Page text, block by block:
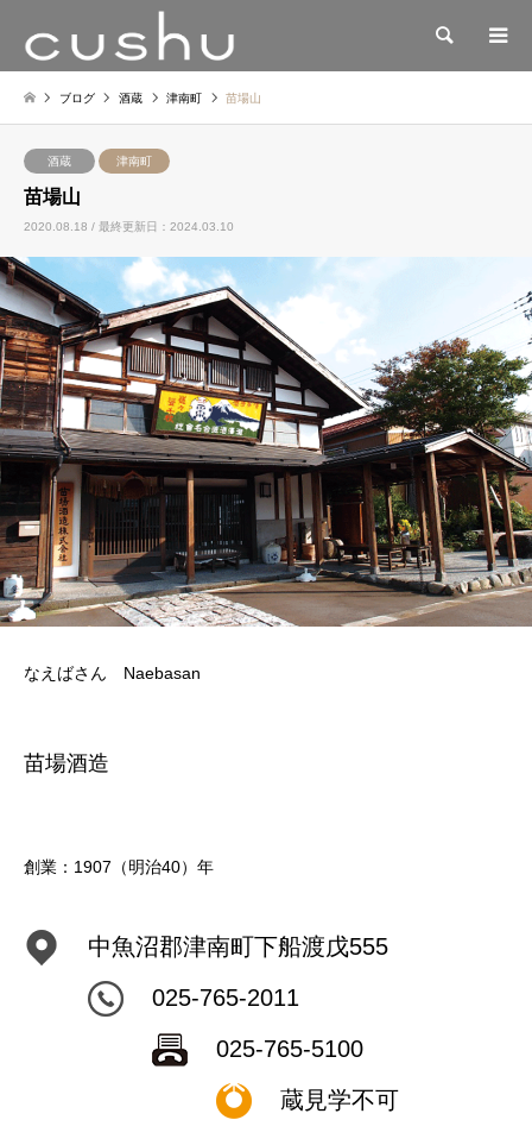
検索
ブログ 酒蔵 津南町 苗場山
酒蔵 津南町
苗場山
2020.08.18 / 最終更新日：2024.03.10
なえばさん Naebasan
苗場酒造
創業：1907（明治40）年
中魚沼郡津南町下船渡戊555
025-765-2011
025-765-5100
蔵見学不可